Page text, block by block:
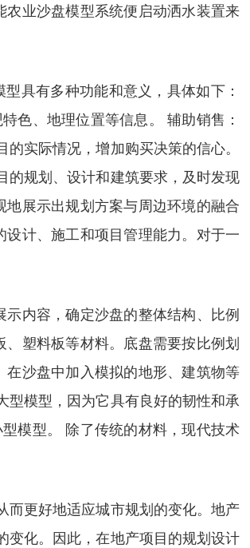
业沙盘模型系统便启动洒水装置来
具有多种功能和意义，具体如下：
色、地理位置等信息。 辅助销售：
实际情况，增加购买决策的信心。
的规划、设计和建筑要求，及时发现
展示出规划方案与周边环境的融合
计、施工和项目管理能力。对于一
内容，确定沙盘的整体结构、比例
塑料板等材料。底盘需要按比例划
沙盘中加入模拟的地形、建筑物等
型模型，因为它具有良好的韧性和承
模型。 除了传统的材料，现代技术
而更好地适应城市规划的变化。地产
变化。因此，在地产项目的规划设计